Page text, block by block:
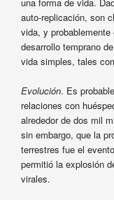
auto-replicación, son
vida, y
desarrollo temprano
vida simples, tales
Evolución. Es
relaciones con
alrededor de dos mil
sin embargo, que la
terrestres fue el
permitió la explosión
virales.